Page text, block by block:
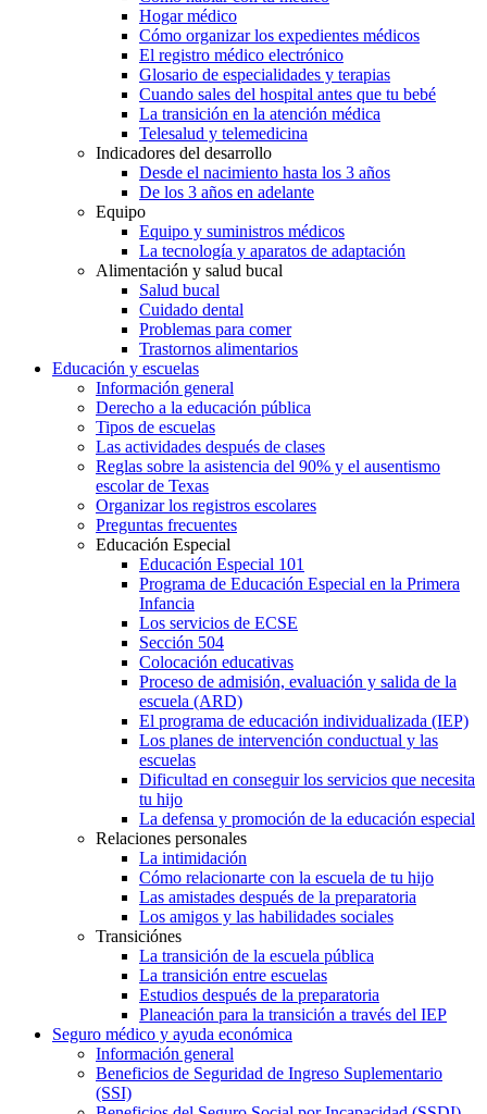
Hogar médico
Cómo organizar los expedientes médicos
El registro médico electrónico
Glosario de especialidades y terapias
Cuando sales del hospital antes que tu bebé
La transición en la atención médica
Telesalud y telemedicina
Indicadores del desarrollo
Desde el nacimiento hasta los 3 años
De los 3 años en adelante
Equipo
Equipo y suministros médicos
La tecnología y aparatos de adaptación
Alimentación y salud bucal
Salud bucal
Cuidado dental
Problemas para comer
Trastornos alimentarios
Educación y escuelas
Información general
Derecho a la educación pública
Tipos de escuelas
Las actividades después de clases
Reglas sobre la asistencia del 90% y el ausentismo
escolar de Texas
Organizar los registros escolares
Preguntas frecuentes
Educación Especial
Educación Especial 101
Programa de Educación Especial en la Primera
Infancia
Los servicios de ECSE
Sección 504
Colocación educativas
Proceso de admisión, evaluación y salida de la
escuela (ARD)
El programa de educación individualizada (IEP)
Los planes de intervención conductual y las
escuelas
Dificultad en conseguir los servicios que necesita
tu hijo
La defensa y promoción de la educación especial
Relaciones personales
La intimidación
Cómo relacionarte con la escuela de tu hijo
Las amistades después de la preparatoria
Los amigos y las habilidades sociales
Transiciónes
La transición de la escuela pública
La transición entre escuelas
Estudios después de la preparatoria
Planeación para la transición a través del IEP
Seguro médico y ayuda económica
Información general
Beneficios de Seguridad de Ingreso Suplementario
(SSI)